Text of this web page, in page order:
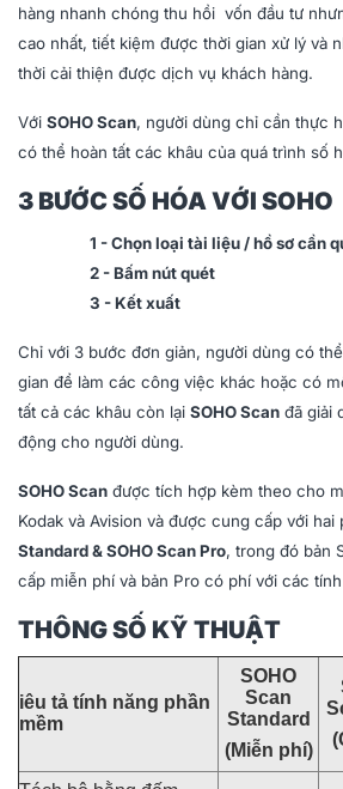
hàng nhanh chóng thu hồi vốn đầu tư
cao nhất, tiết kiệm được thời gian xử lý và
thời cải thiện được dịch vụ khách hàng.
Với SOHO Scan, người dùng chỉ cần thực
có thể hoàn tất các khâu của quá trình số
3 BƯỚC SỐ HÓA VỚI SOHO
1 - Chọn loại tài liệu / hồ sơ cần
2 - Bấm nút quét
3 - Kết xuất
Chỉ với 3 bước đơn giản, người dùng có
gian để làm các công việc khác hoặc có
tất cả các khâu còn lại SOHO Scan đã giải
động cho người dùng.
SOHO Scan được tích hợp kèm theo cho
Kodak và Avision và được cung cấp với hai
Standard & SOHO Scan Pro, trong đó bản
cấp miễn phí và bản Pro có phí với các
THÔNG SỐ KỸ THUẬT
iêu tả tính năng phần
mềm
SOHO
Scan
Standard
(Miễn phí)